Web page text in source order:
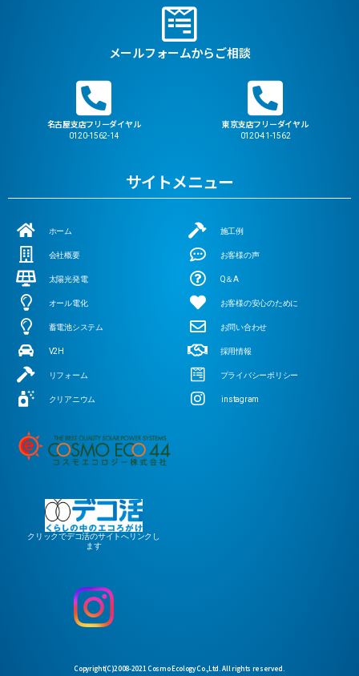
メールフォームからご相談
名古屋支店フリーダイヤル
0120-1562-14
東京支店フリーダイヤル
0120-41-1562
サイトメニュー
ホーム
会社概要
太陽光発電
オール電化
蓄電池システム
V2H
リフォーム
クリアニウム
施工例
お客様の声
Q＆A
お客様の安心のために
お問い合わせ
採用情報
プライバシーポリシー
instagram
クリックでデコ活のサイトへリンクし
ます
Copyright(C)2008-2021 Cosmo Ecology Co.,Ltd. All rights reserved.